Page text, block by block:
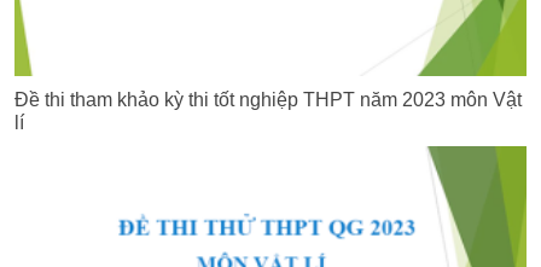
Đề thi tham khảo kỳ thi tốt nghiệp THPT năm 2023 môn Vật
lí